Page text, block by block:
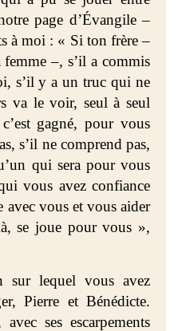
page d’Évangile –
à moi : « Si ton frère –
–, s’il a commis
s’il y a un truc qui ne
va le voir, seul à seul
gagné, pour vous
s’il ne comprend pas,
qui sera pour vous
vous avez confiance
vous et vous aider
se joue pour vous »,
sur lequel vous avez
Pierre et Bénédicte.
ses escarpements